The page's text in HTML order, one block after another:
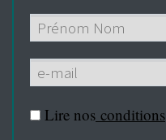
Lire nos conditions